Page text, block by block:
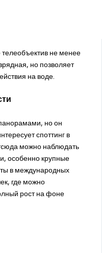
телеобъектив не менее
но позволяет
на воде.
но он
споттинг в
можно наблюдать
особенно крупные
в международных
где можно
рост на фоне